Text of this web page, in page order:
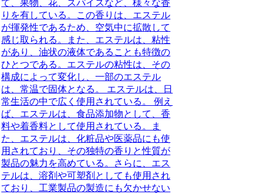
て、果物、花、スパイスなど、様々な香
りを有している。この香りは、エステル
が揮発性であるため、空気中に拡散して
感じ取られる。また、エステルは、粘性
があり、油状の液体であることも特徴の
ひとつである。エステルの粘性は、その
構成によって変化し、一部のエステル
は、常温で固体となる。 エステルは、日
常生活の中で広く使用されている。 例え
ば、エステルは、食品添加物として、香
料や着香料として使用されている。ま
た、エステルは、化粧品や医薬品にも使
用されており、その独特の香りと性質が
製品の魅力を高めている。さらに、エス
テルは、溶剤や可塑剤としても使用され
ており、工業製品の製造にも欠かせない